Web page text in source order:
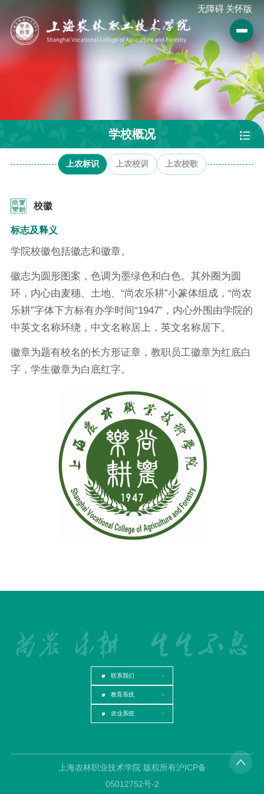
无障碍 关怀版
学校概况
上农标识 上农校训 上农校歌
校徽
标志及释义
学院校徽包括徽志和徽章。
徽志为圆形图案，色调为墨绿色和白色。其外圈为圆
环，内心由麦穗、土地、“尚农乐耕”小篆体组成，“尚农
乐耕”字体下方标有办学时间“1947”，内心外围由学院的
中英文名称环绕，中文名称居上，英文名称居下。
徽章为题有校名的长方形证章，教职员工徽章为红底白
字，学生徽章为白底红字。
联系我们
教育系统
农业系统
上海农林职业技术学院 版权所有沪ICP备
05012752号-2